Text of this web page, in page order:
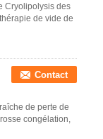
Cryolipolysis des
de vide de
Contact
de perte de
congélation,